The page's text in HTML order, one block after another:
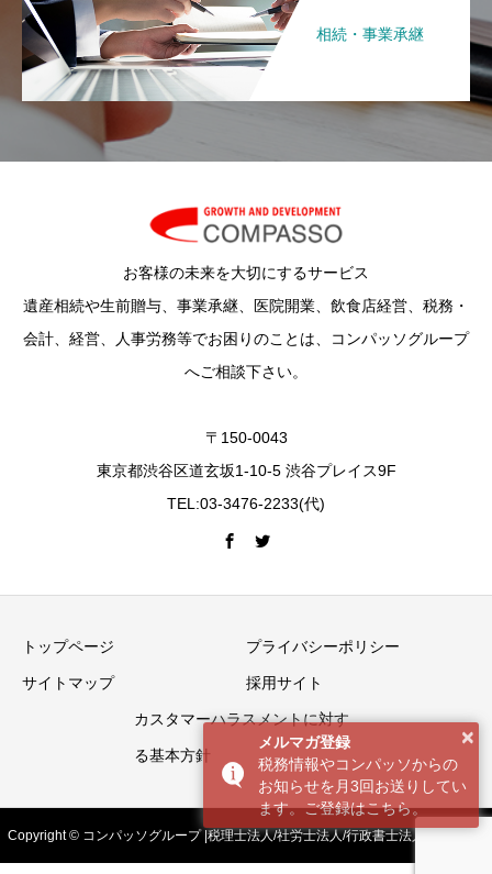
相続・事業承継
お客様の未来を大切にするサービス
遺産相続や生前贈与、事業承継、医院開業、飲食店経営、税務・
会計、経営、人事労務等でお困りのことは、コンパッソグループ
へご相談下さい。
〒150-0043
東京都渋谷区道玄坂1-10-5 渋谷プレイス9F
TEL:03-3476-2233(代)
トップページ プライバシーポリシー
サイトマップ 採用サイト
カスタマーハラスメントに対す
る基本方針
Copyright © コンパッソグループ |税理士法人/社労士法人/行政書士法人 All Rights
×
メルマガ登録
税務情報やコンパッソからの
お知らせを月3回お送りしてい
ます。ご登録はこちら。